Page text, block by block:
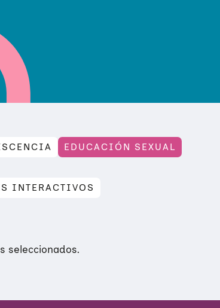
EDUCACIÓN SEXUAL
INTERACTIVOS
seleccionados.